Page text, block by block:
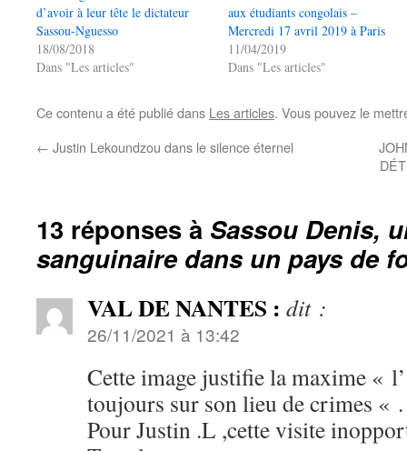
d’avoir à leur tête le dictateur
Sassou-Nguesso
18/08/2018
Dans "Les articles"
aux étudiants congolais –
Mercredi 17 avril 2019 à Paris
11/04/2019
Dans "Les articles"
Ce contenu a été publié dans Les articles. Vous pouvez le
← Justin Lekoundzou dans le silence éternel
13 réponses à Sassou Denis,
sanguinaire dans un pays de
VAL DE NANTES : dit :
26/11/2021 à 13:42
Cette image justifie la maxime «
toujours sur son lieu de crimes « .
Pour Justin .L ,cette visite